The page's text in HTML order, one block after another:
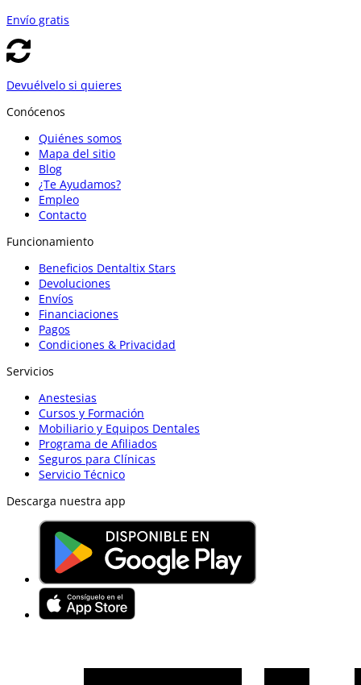
Envío gratis
Devuélvelo si quieres
Conócenos
Quiénes somos
Mapa del sitio
Blog
¿Te Ayudamos?
Empleo
Contacto
Funcionamiento
Beneficios Dentaltix Stars
Devoluciones
Envíos
Financiaciones
Pagos
Condiciones & Privacidad
Servicios
Anestesias
Cursos y Formación
Mobiliario y Equipos Dentales
Programa de Afiliados
Seguros para Clínicas
Servicio Técnico
Descarga nuestra app